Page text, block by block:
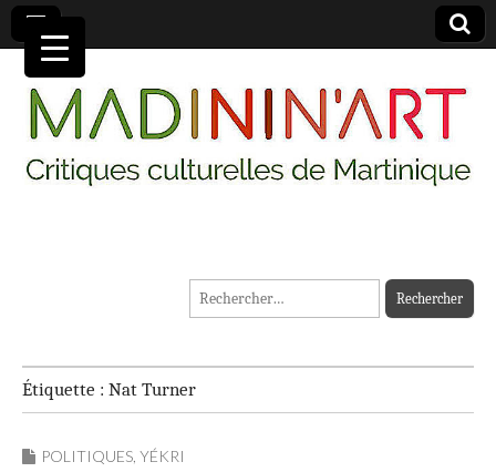
MADININ'ART
Rechercher :
Étiquette : Nat Turner
POLITIQUES, YÉKRI